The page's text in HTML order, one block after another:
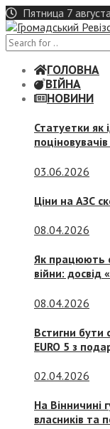
Skip
to
content
Пятница 7
ГОЛОВНА
ВІЙНА
НОВИНИ
Статуетки як
03.06.2026
Ціни на АЗС
08.04.2026
Як працюють
війни: досвід
08.04.2026
Встигни бути
EURO 5 з
02.04.2026
На Вінничині
власників та